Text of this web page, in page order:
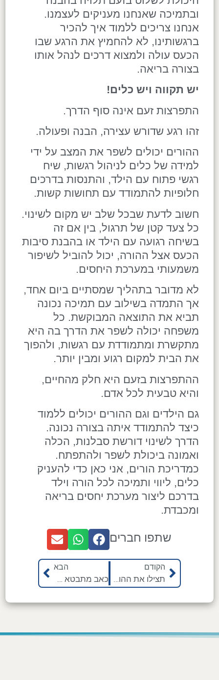
ובתמיכה שאנחנו מעניקים לעצמנו.
אנחנו צריכים ללמוד איך להכיר
ברגשותינו, לא להחמיץ את הרגע שבו
הכעס עולה ולמצוא דרכים לנהל אותו
בצורה בריאה.
יש תקווה ויש כלים!
התפרצות זעם אינה סוף הדרך.
זהו רגע שדורש עצירה, הבנה ופעולה.
ההורים יכולים לשפר את המצב על ידי
למידה של כלים לניהול רגשות, שיח
רגשי פתוח עם הילד, והתנסות בדרכים
חלופיות להתמודד עם תחושות קשות.
חשוב לדעת שבכל שלב יש מקום לשינוי.
כל צעד קטן של תרגול, בין אם זה
בשיחה רגועה עם הילד או בהבנת סיבות
הכעס אצל ההורה, יכול להוביל לשיפור
משמעותי במערכת היחסים.
לא מדובר בתהליך שמסתיים ביום אחד,
אך התמדה בשילוב עם תמיכה נכונה
תביא את התוצאה המבוקשת. כל
משפחה יכולה לשפר את הדרך בה היא
מתקשרת ומתמודדת עם רגשות, ולהפוך
את הבית למקום רגוע ומבין יותר.
ההתפרצות בזעם היא חלק מהחיים,
והיא טבעית לכל אדם.
גם הילדים וגם ההורים יכולים ללמוד
כיצד להתמודד איתה בצורה נכונה.
הדרך לשינוי דורשת סבלנות, הכלה
ואמונה ביכולת לשפר ולהתפתח.
כמדריכת הורים, אני כאן כדי להעניק
כלים, ליווי ותמיכה לכל הורה וילד
בדרכם ליצור מערכת יחסים בריאה
ומכבדת.
שתפו חברים
הקודם
תצילו את ההורות שלכם לפני שיהיה מאוחר מדי
הבא
כאב מתבטא במילים לא מכבדות